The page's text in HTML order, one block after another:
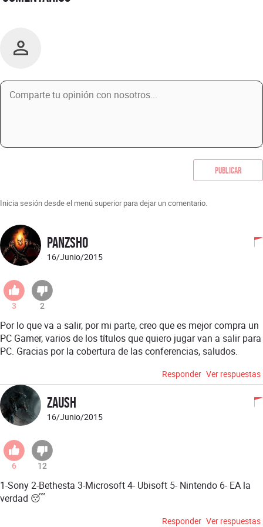
Publicar
Inicia sesión desde el menú superior para dejar un comentario.
Panzsho
16/Junio/2015
3 2
Por lo que va a salir, por mi parte, creo que es mejor compra un
PC Gamer, varios de los títulos que quiero jugar van a salir para
PC. Gracias por la cobertura de las conferencias, saludos.
Responder Ver respuestas
zaush
16/Junio/2015
6 12
1-Sony 2-Bethesta 3-Microsoft 4- Ubisoft 5- Nintendo 6- EA la
verdad 😴
Responder Ver respuestas